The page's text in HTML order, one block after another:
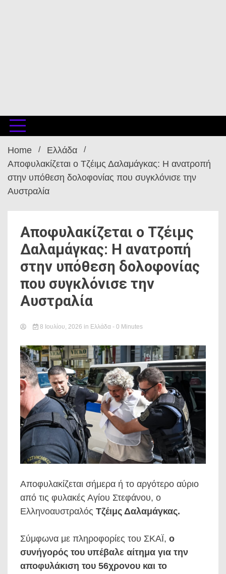
Home
Ελλάδα
Αποφυλακίζεται ο Τζέιμς Δαλαμάγκας: Η ανατροπή
στην υπόθεση δολοφονίας που συγκλόνισε την
Αυστραλία
Αποφυλακίζεται ο Τζέιμς
Δαλαμάγκας: Η ανατροπή
στην υπόθεση δολοφονίας
που συγκλόνισε την
Αυστραλία
8 Ιουλίου, 2026 in Ελλάδα - 0 Minutes
Αποφυλακίζεται σήμερα ή το αργότερο αύριο
από τις φυλακές Αγίου Στεφάνου, ο
Ελληνοαυστραλός Τζέιμς Δαλαμάγκας.
Σύμφωνα με πληροφορίες του ΣΚΑΪ, ο
συνήγορός του υπέβαλε αίτημα για την
αποφυλάκιση του 56χρονου και το